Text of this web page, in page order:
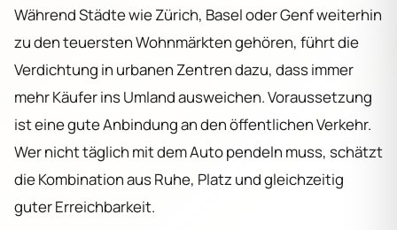
Während Städte wie Zürich, Basel oder Genf weiterhin
zu den teuersten Wohnmärkten gehören, führt die
Verdichtung in urbanen Zentren dazu, dass immer
mehr Käufer ins Umland ausweichen. Voraussetzung
ist eine gute Anbindung an den öffentlichen Verkehr.
Wer nicht täglich mit dem Auto pendeln muss, schätzt
die Kombination aus Ruhe, Platz und gleichzeitig
guter Erreichbarkeit.